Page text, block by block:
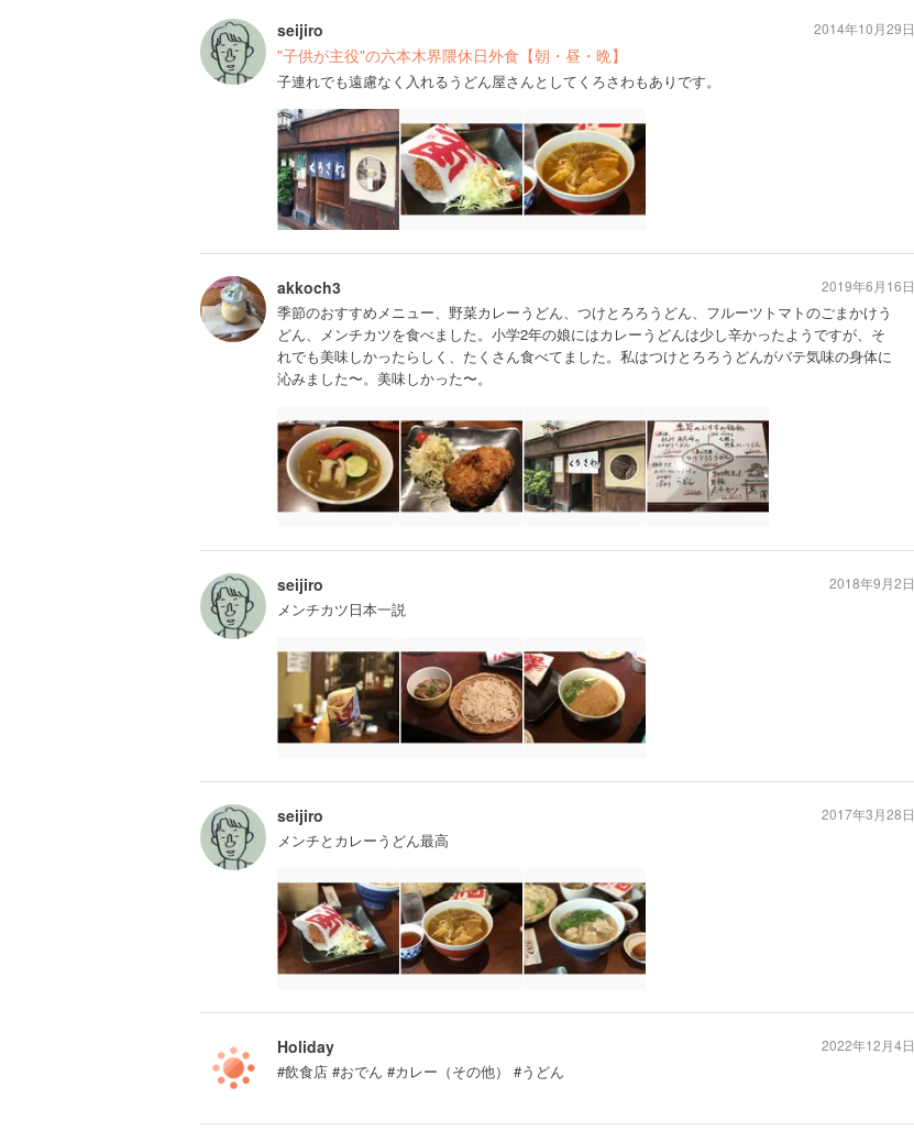
seijiro
"子供が主役"の六本木界隈休日外食【朝・昼・晩】
子連れでも遠慮なく入れるうどん屋さんとしてくろさわもありです。
2014年10月29日
akkoch3
季節のおすすめメニュー、野菜カレーうどん、つけとろろうどん、フルーツトマトのごまかけう
どん、メンチカツを食べました。小学2年の娘にはカレーうどんは少し辛かったようですが、そ
れでも美味しかったらしく、たくさん食べてました。私はつけとろろうどんがバテ気味の身体に
沁みました〜。美味しかった〜。
2019年6月16日
seijiro
メンチカツ日本一説
2018年9月2日
seijiro
メンチとカレーうどん最高
2017年3月28日
Holiday
#飲食店 #おでん #カレー（その他） #うどん
2022年12月4日